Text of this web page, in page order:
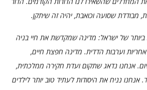
מבודדת שסועה וכואבת, יהיה זה שיתקן.
של ישראל: מדינה שמקדשת את חיי בניה
וערבות הדדית. מדינה חפצת חיים,
אנחנו נדאג שתקום ועדת חקירה ממלכתית,
נניח את היסודות לעתיד טוב יותר לילדים